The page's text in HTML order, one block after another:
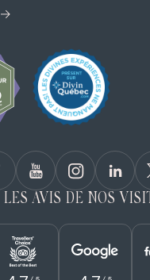
LES AVIS DE NOS
→